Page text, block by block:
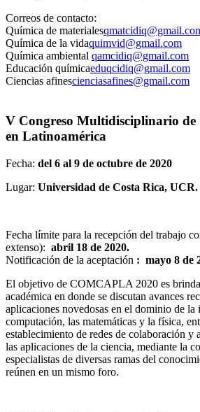
Correos de contacto:
Química de materiales
Química de la vidaquimvid@gmail.com
Química ambiental qamcidiq@gmail.com
Educación químicaeduqcidiq@gmail.com
Ciencias afinescienciasafines@gmail.com
V Congreso Multidisciplinario de
en Latinoamérica
Fecha: del 6 al 9 de octubre de 2020
Lugar: Universidad de Costa Rica, UCR.
Fecha límite para la recepción del trabajo
extenso): abril 18 de 2020.
Notificación de la aceptación : mayo 8 de
El objetivo de COMCAPLA 2020 es
académica en donde se discutan avances
aplicaciones novedosas en el dominio de
computación, las matemáticas y la física,
establecimiento de redes de colaboración y
las aplicaciones de la ciencia, mediante la
especialistas de diversas ramas del
reúnen en un mismo foro.